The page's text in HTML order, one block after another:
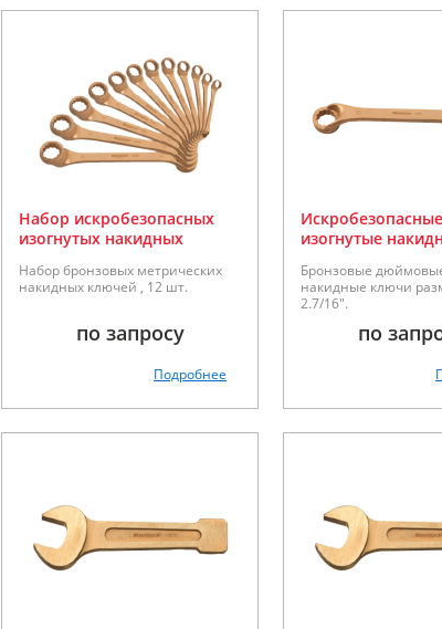
Набор искробезопасных
изогнутых накидных
серии 70200
Набор бронзовых метрических
накидных ключей , 12 шт.
по запросу
Подробнее
Искробезопасные
изогнутые
Бронзовые
накидные ключи
2.7/16".
по